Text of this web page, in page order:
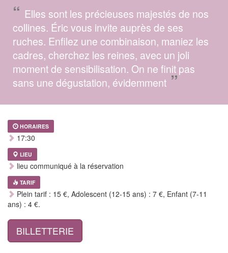
“ Elles sont les précieuses majestés de nos
collines. Éric vous invite auprès de ses
ruches. Enfilez une combinaison, maniez les
cadres, cherchez les reines, avec un joli
moment de sensibilisation. On ne finit pas
sans une dégustation, évidemment”
HORAIRES
17:30
LIEU
lieu communiqué à la réservation
TARIF
Plein tarif : 15 €, Adolescent (12-15 ans) : 7 €, Enfant (7-11
ans) : 4 €.
BILLETTERIE